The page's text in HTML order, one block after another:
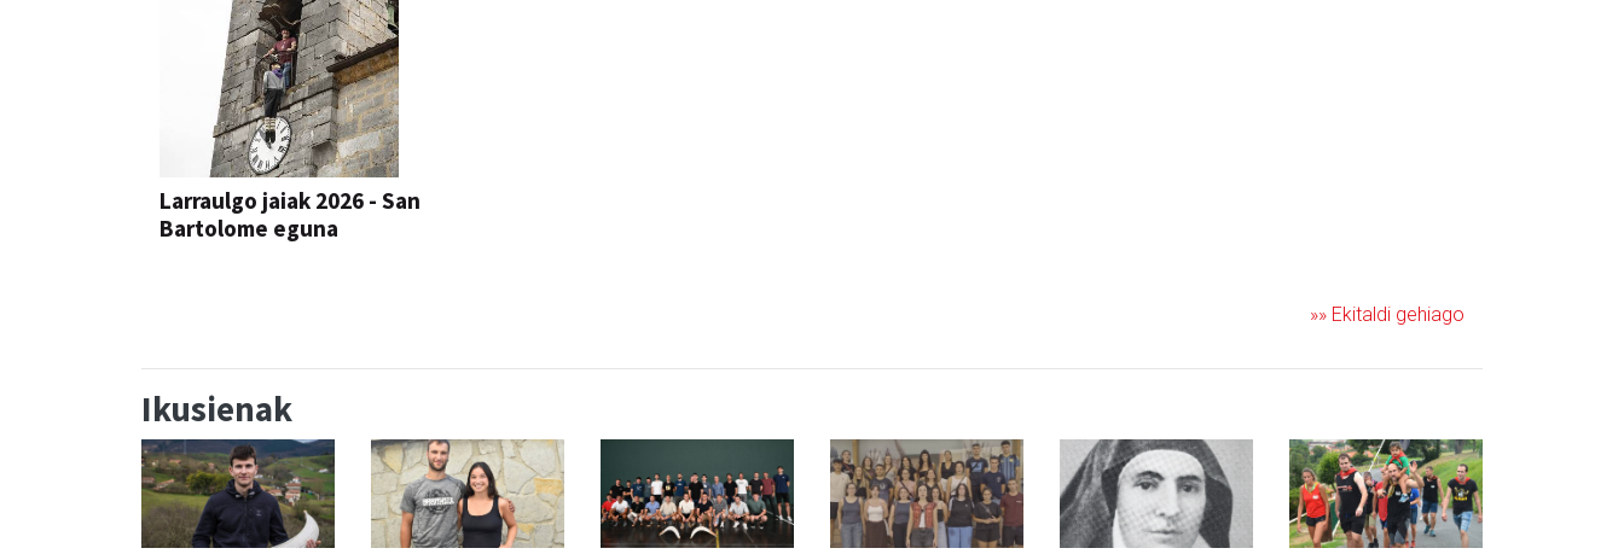
Larraulgo jaiak 2026 - San
Bartolome eguna
»» Ekitaldi gehiago
Ikusienak